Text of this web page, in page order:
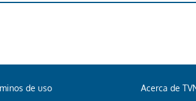
de uso Acerca de